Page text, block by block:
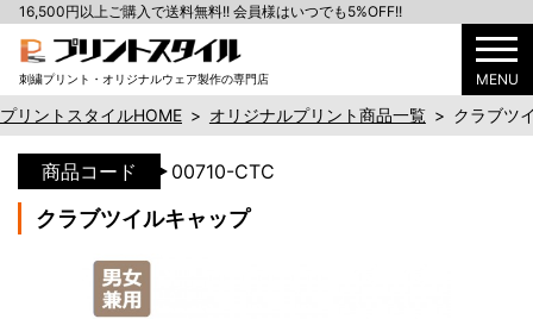
刺繍プリント・オリジナルウェア製作の専門店 MENU
16,500円以上ご購入で送料無料!! 会員様はいつでも5%OFF!!
プリントスタイルHOME > オリジナルプリント商品一覧 > クラブツ
商品コード 00710-CTC
クラブツイルキャップ